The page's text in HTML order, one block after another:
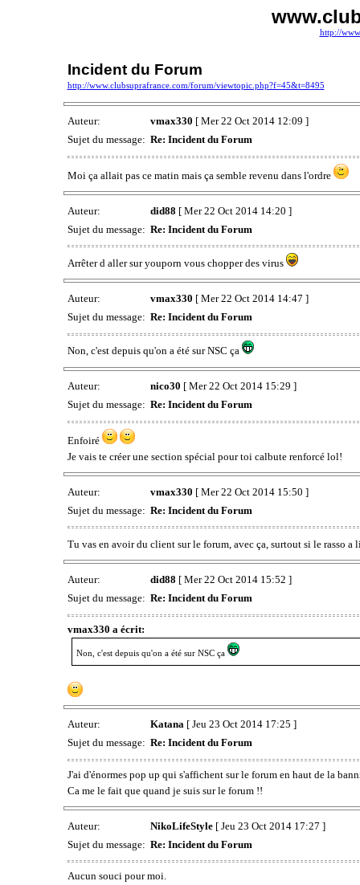
http://
Incident du Forum
http://www.clubsuprafrance.com/forum/viewtopic.php?f=45&t=8495
Auteur: vmax330 [ Mer 22 Oct 2014 12:09 ]
Sujet du message: Re: Incident du Forum
Moi ça allait pas ce matin mais ça semble revenu dans l'ordre
Auteur: did88 [ Mer 22 Oct 2014 14:20 ]
Sujet du message: Re: Incident du Forum
Arrêter d aller sur youporn vous chopper des virus
Auteur: vmax330 [ Mer 22 Oct 2014 14:47 ]
Sujet du message: Re: Incident du Forum
Non, c'est depuis qu'on a été sur NSC ça
Auteur: nico30 [ Mer 22 Oct 2014 15:29 ]
Sujet du message: Re: Incident du Forum
Enfoiré
Je vais te créer une section spécial pour toi calbute renforcé lol!
Auteur: vmax330 [ Mer 22 Oct 2014 15:50 ]
Sujet du message: Re: Incident du Forum
Tu vas en avoir du client sur le forum, avec ça, surtout si le rasso
Auteur: did88 [ Mer 22 Oct 2014 15:52 ]
Sujet du message: Re: Incident du Forum
vmax330 a écrit:
Non, c'est depuis qu'on a été sur NSC ça
Auteur: Katana[ Jeu 23 Oct 2014 17:25 ]
Sujet du message: Re: Incident du Forum
J'ai d'énormes pop up qui s'affichent sur le forum en haut de la
Ca me le fait que quand je suis sur le forum !!
Auteur: NikoLifeStyle[ Jeu 23 Oct 2014 17:27 ]
Sujet du message: Re: Incident du Forum
Aucun souci pour moi.